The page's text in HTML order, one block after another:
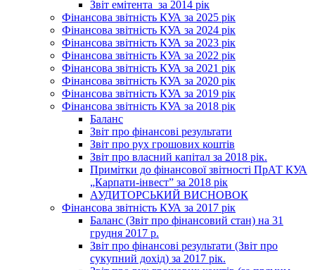
Звіт емітента_за 2014 рік
Фінансова звітність КУА за 2025 рік
Фінансова звітність КУА за 2024 рік
Фінансова звітність КУА за 2023 рік
Фінансова звітність КУА за 2022 рік
Фінансова звітність КУА за 2021 рік
Фінансова звітність КУА за 2020 рік
Фінансова звітність КУА за 2019 рік
Фінансова звітність КУА за 2018 рік
Баланс
Звіт про фінансові результати
Звіт про рух грошових коштів
Звіт про власний капітал за 2018 рік.
Примітки до фінансової звітності ПрАТ КУА
„Карпати-інвест” за 2018 рік
АУДИТОРСЬКИЙ ВИСНОВОК
Фінансова звітність КУА за 2017 рік
Баланс (Звіт про фінансовий стан) на 31
грудня 2017 р.
Звіт про фінансові результати (Звіт про
сукупний дохід) за 2017 рік.